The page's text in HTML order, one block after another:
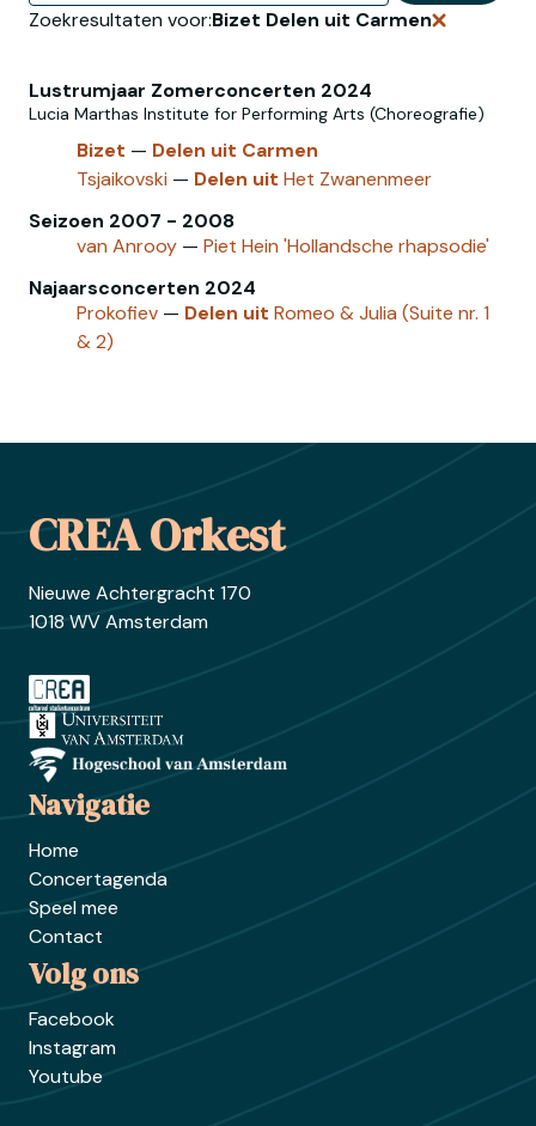
Zoekresultaten voor:Bizet Delen uit CarmenVerwijder
Lustrumjaar Zomerconcerten 2024
Lucia Marthas Institute for Performing Arts (Choreografie)
Bizet — Delen uit Carmen
Tsjaikovski — Delen uit Het Zwanenmeer
Seizoen 2007 - 2008
van Anrooy — Piet Hein 'Hollandsche rhapsodie'
Najaarsconcerten 2024
Prokofiev — Delen uit Romeo & Julia (Suite nr. 1
& 2)
Footer
CREA Orkest
Nieuwe Achtergracht 170
1018 WV Amsterdam
Ga naar hva.nl
Navigatie
Home
Concertagenda
Speel mee
Contact
Volg ons
Facebook
Instagram
Youtube